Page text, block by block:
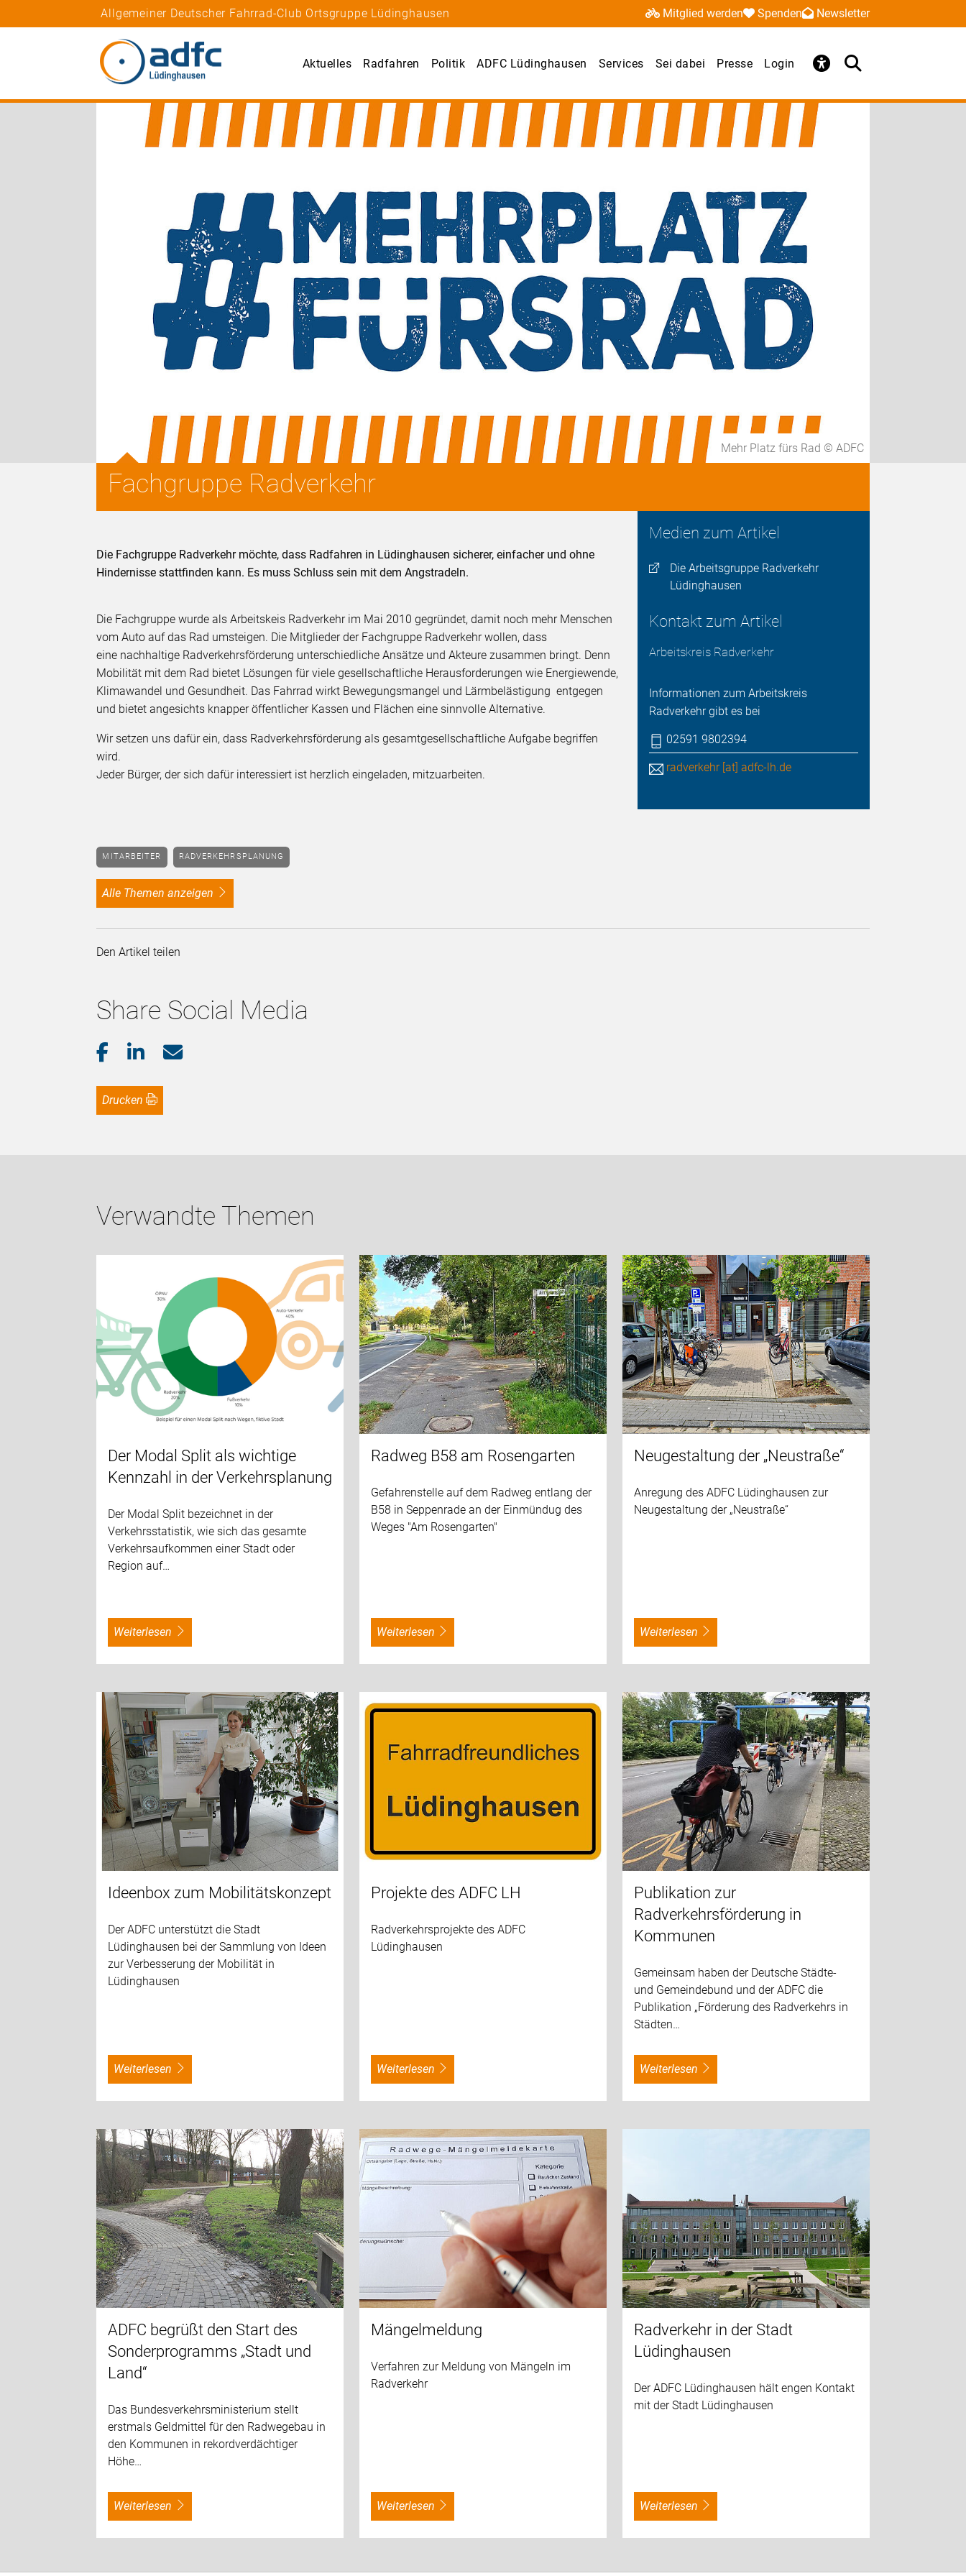
Allgemeiner Deutscher Fahrrad-Club Ortsgruppe Lüdinghausen Mitglied werden Spenden Newsletter
Aktuelles Radfahren Politik ADFC Lüdinghausen Services Sei dabei Presse Login
Mehr Platz fürs Rad © ADFC
Fachgruppe Radverkehr
Medien zum Artikel
Die Arbeitsgruppe Radverkehr
Lüdinghausen
Kontakt zum Artikel
Arbeitskreis Radverkehr
Informationen zum Arbeitskreis
Radverkehr gibt es bei
02591 9802394
radverkehr [at] adfc-lh.de
Die Fachgruppe Radverkehr möchte, dass Radfahren in Lüdinghausen sicherer, einfacher und ohne
Hindernisse stattfinden kann. Es muss Schluss sein mit dem Angstradeln.
Die Fachgruppe wurde als Arbeitskeis Radverkehr im Mai 2010 gegründet, damit noch mehr Menschen
vom Auto auf das Rad umsteigen. Die Mitglieder der Fachgruppe Radverkehr wollen, dass
eine nachhaltige Radverkehrsförderung unterschiedliche Ansätze und Akteure zusammen bringt. Denn
Mobilität mit dem Rad bietet Lösungen für viele gesellschaftliche Herausforderungen wie Energiewende,
Klimawandel und Gesundheit. Das Fahrrad wirkt Bewegungsmangel und Lärmbelästigung entgegen
und bietet angesichts knapper öffentlicher Kassen und Flächen eine sinnvolle Alternative.
Wir setzen uns dafür ein, dass Radverkehrsförderung als gesamtgesellschaftliche Aufgabe begriffen
wird.
Jeder Bürger, der sich dafür interessiert ist herzlich eingeladen, mitzuarbeiten.
MITARBEITER RADVERKEHRSPLANUNG
alle Themen anzeigen
Den Artikel teilen
Share Social Media
Drucken
Verwandte Themen
Der Modal Split als wichtige
Kennzahl in der Verkehrsplanung
Der Modal Split bezeichnet in der
Verkehrsstatistik, wie sich das gesamte
Verkehrsaufkommen einer Stadt oder
Region auf…
weiterlesen
Radweg B58 am Rosengarten
Gefahrenstelle auf dem Radweg entlang der
B58 in Seppenrade an der Einmündug des
Weges "Am Rosengarten"
weiterlesen
Neugestaltung der „Neustraße“
Anregung des ADFC Lüdinghausen zur
Neugestaltung der „Neustraße“
weiterlesen
Ideenbox zum Mobilitätskonzept
Der ADFC unterstützt die Stadt
Lüdinghausen bei der Sammlung von Ideen
zur Verbesserung der Mobilität in
Lüdinghausen
weiterlesen
Projekte des ADFC LH
Radverkehrsprojekte des ADFC
Lüdinghausen
weiterlesen
Publikation zur
Radverkehrsförderung in
Kommunen
Gemeinsam haben der Deutsche Städte-
und Gemeindebund und der ADFC die
Publikation „Förderung des Radverkehrs in
Städten…
weiterlesen
ADFC begrüßt den Start des
Sonderprogramms „Stadt und
Land“
Das Bundesverkehrsministerium stellt
erstmals Geldmittel für den Radwegebau in
den Kommunen in rekordverdächtiger
Höhe…
weiterlesen
Mängelmeldung
Verfahren zur Meldung von Mängeln im
Radverkehr
weiterlesen
Radverkehr in der Stadt
Lüdinghausen
Der ADFC Lüdinghausen hält engen Kontakt
mit der Stadt Lüdinghausen
weiterlesen